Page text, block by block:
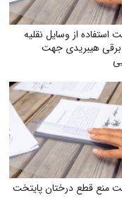
استفاده از وسایل نقلیه
هیبریدی جهت
منع قطع درختان پایتخت